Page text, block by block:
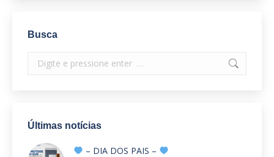
Busca
Search:
Últimas notícias
– DIA DOS PAIS –